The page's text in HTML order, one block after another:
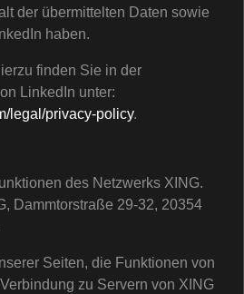
der übermittelten Daten sowie
haben.
finden Sie in der
LinkedIn unter:
legal/privacy-policy.
des Netzwerks XING.
Dammtorstraße 29-32, 20354
Seiten, die Funktionen von
zu Servern von XING